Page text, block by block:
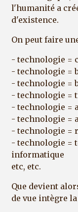
l'humanité a
d'existence.
On peut faire
- technologie =
- technologie =
- technologie =
- technologie =
- technologie =
- technologie =
- technologie =
- technologie =
informatique
etc, etc.
Que devient
de vue intègre